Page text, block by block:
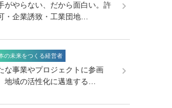
がやらない、だから面白い。許
・企業誘致・工業団地…
の未来をつくる経営者
な事業やプロジェクトに参画
地域の活性化に邁進する…